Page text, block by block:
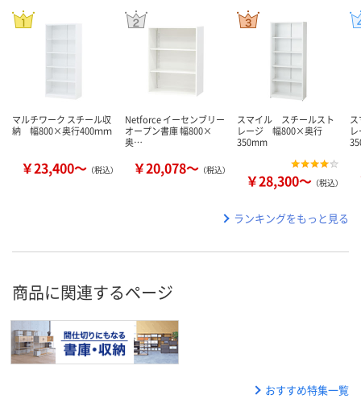
マルチワーク スチール収
納 幅800×奥行400ｍｍ
￥23,400～ （税込）
Netforce イーセンブリー
オープン書庫 幅800×
奥…
￥20,078～ （税込）
スマイル スチールスト
レージ 幅800×奥行
350mm
￥28,300～ （税込）
ランキングをもっと見る
商品に関連するページ
おすすめ特集一覧